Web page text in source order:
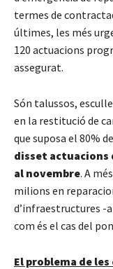
termes de
últimes, les més
120 actuacions
assegurat.
Són talussos,
en la restitució de
que suposa el 80%
disset actuacions
al novembre. A
milions en
d’infraestructures -
com és el cas del
El problema de